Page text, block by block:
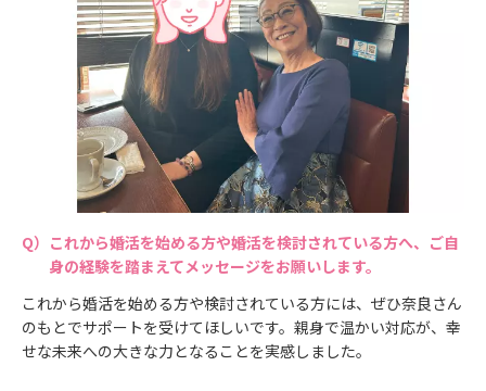
これから婚活を始める方や婚活を検討されている方へ、ご自
身の経験を踏まえてメッセージをお願いします。
これから婚活を始める方や検討されている方には、ぜひ奈良さん
のもとでサポートを受けてほしいです。親身で温かい対応が、幸
せな未来への大きな力となることを実感しました。